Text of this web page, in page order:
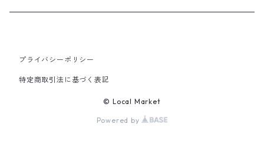
PANTS
プライバシーポリシー
特定商取引法に基づく表記
© Local Market
Powered by